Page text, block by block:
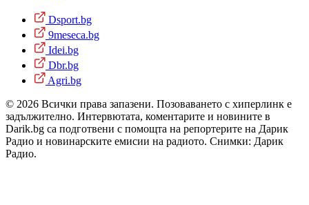
Dsport.bg
9meseca.bg
Idei.bg
Dbr.bg
Agri.bg
© 2026 Всички права запазени. Позоваването с хиперлинк е
задължително. Интервютата, коментарите и новините в
Darik.bg са подготвени с помощта на репортерите на Дарик
Радио и новинарските емисии на радиото. Снимки: Дарик
Радио.